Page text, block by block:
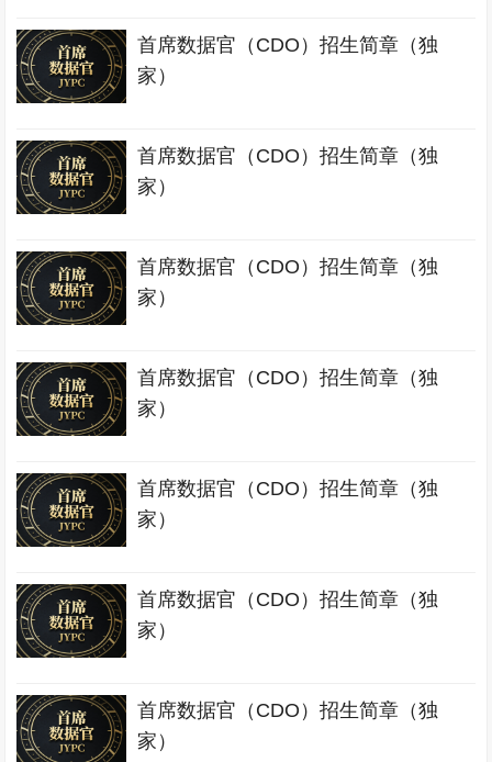
首席数据官（CDO）招生简章（独
家）
首席数据官（CDO）招生简章（独
家）
首席数据官（CDO）招生简章（独
家）
首席数据官（CDO）招生简章（独
家）
首席数据官（CDO）招生简章（独
家）
首席数据官（CDO）招生简章（独
家）
首席数据官（CDO）招生简章（独
家）